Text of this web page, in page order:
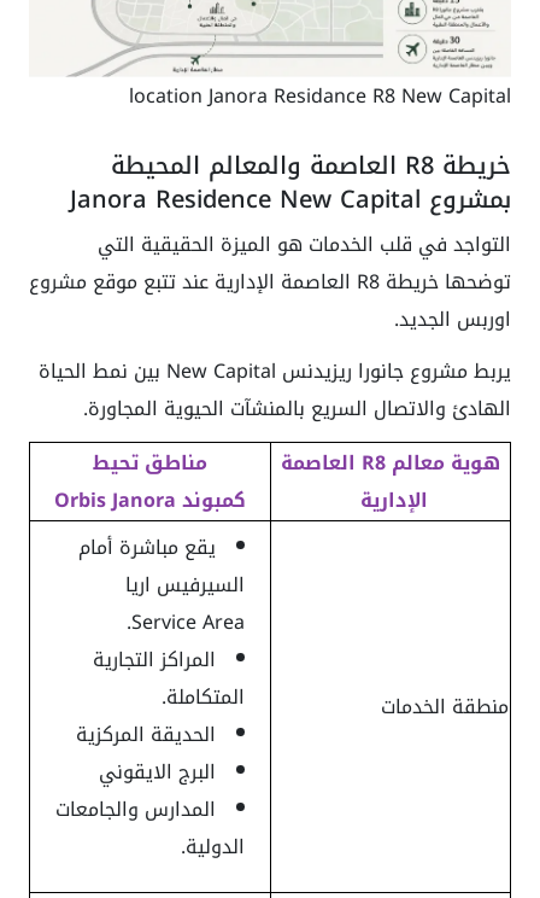
location Janora Residance R8 New Capital
خريطة R8 العاصمة والمعالم المحيطة
بمشروع Janora Residence New Capital
التواجد في قلب الخدمات هو الميزة الحقيقية التي
توضحها خريطة R8 العاصمة الإدارية عند تتبع موقع مشروع
اوربس الجديد.
يربط مشروع جانورا ريزيدنس New Capital بين نمط الحياة
الهادئ والاتصال السريع بالمنشآت الحيوية المجاورة.
هوية معالم R8 العاصمة
الإدارية
مناطق تحيط
كمبوندOrbis Janora
منطقة الخدمات
يقع مباشرة أمام
السيرفيس اريا
Service Area.
المراكز التجارية
المتكاملة.
الحديقة المركزية
البرج الايقوني
المدارس والجامعات
الدولية.